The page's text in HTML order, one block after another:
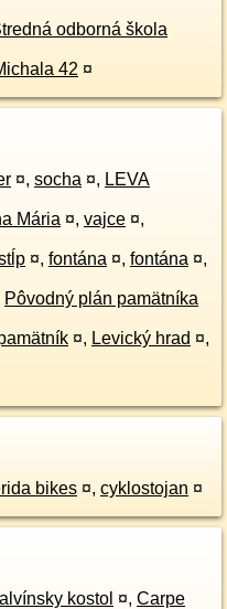
odborná škola
42 ¤
¤, socha ¤, LEVA
Mária ¤, vajce ¤,
¤, fontána ¤, fontána ¤,
Pôvodný plán pamätníka
¤, Levický hrad ¤,
bikes ¤, cyklostojan ¤
kostol ¤, Carpe